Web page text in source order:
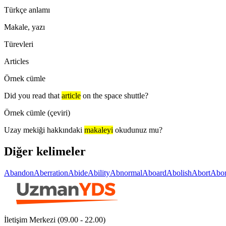
Türkçe anlamı
Makale, yazı
Türevleri
Articles
Örnek cümle
Did you read that article on the space shuttle?
Örnek cümle (çeviri)
Uzay mekiği hakkındaki makaleyi okudunuz mu?
Diğer kelimeler
AbandonAberrationAbideAbilityAbnormalAboardAbolishAbort
İletişim Merkezi (09.00 - 22.00)